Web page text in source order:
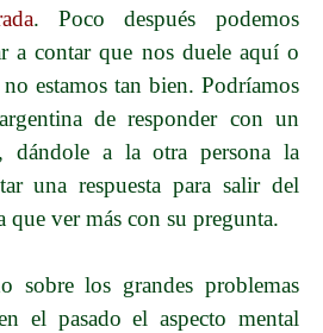
. Poco después podemos
a contar que nos duele aquí o
estamos tan bien. Podríamos
de responder con un
dándole a la otra persona la
una respuesta para salir del
que ver más con su pregunta.
sobre los grandes problemas
el pasado el aspecto mental